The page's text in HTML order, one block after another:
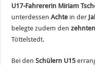
U17-Fahrererin Miriam
unterdessenAchte in der
belegte zudem den
Töttelstedt.
Bei denSchülern U15